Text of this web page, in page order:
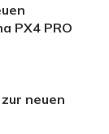
PX4 PRO
neuen